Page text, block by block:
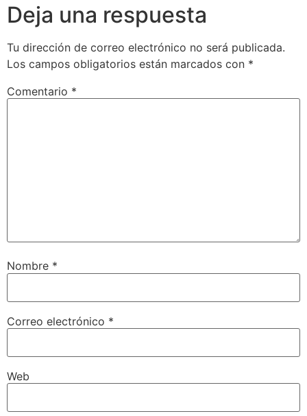
Deja una respuesta
Tu dirección de correo electrónico no será publicada.
Los campos obligatorios están marcados con *
Comentario *
Nombre *
Correo electrónico *
Web